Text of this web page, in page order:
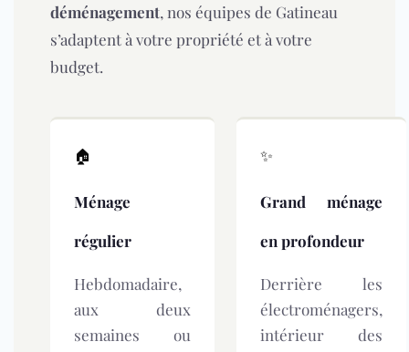
déménagement, nos équipes de Gatineau
s’adaptent à votre propriété et à votre
budget.
🏠
Ménage
régulier
Hebdomadaire,
aux deux
semaines ou
✨
Grand ménage
en profondeur
Derrière les
électroménagers,
intérieur des